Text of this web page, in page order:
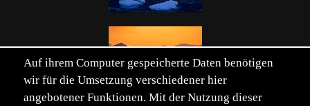
Auf ihrem Computer gespeicherte Daten benötigen
wir für die Umsetzung verschiedener hier
angebotener Funktionen. Mit der Nutzung dieser